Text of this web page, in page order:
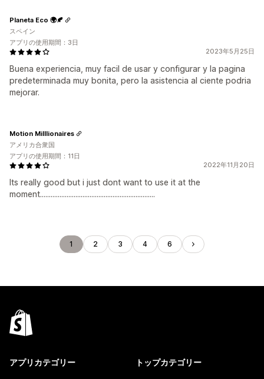
2023年5月25日
Buena experiencia, muy facil de usar y configurar y la pagina
predeterminada muy bonita, pero la asistencia al ciente podria
mejorar.
Planeta Eco 🌍🍂
スペイン
アプリの使用期間：3日
2022年11月20日
Its really good but i just dont want to use it at the
moment.................................................................
Motion Milllionaires
アメリカ合衆国
アプリの使用期間：11日
1 2 3 4 6
アプリカテゴリー トップカテゴリー